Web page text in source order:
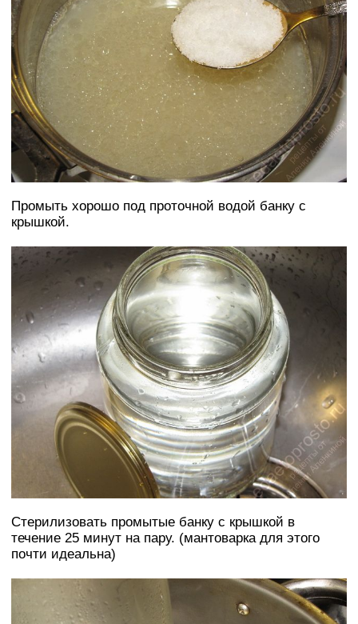
Промыть хорошо под проточной водой банку с
крышкой.
Стерилизовать промытые банку с крышкой в
течение 25 минут на пару. (мантоварка для этого
почти идеальна)